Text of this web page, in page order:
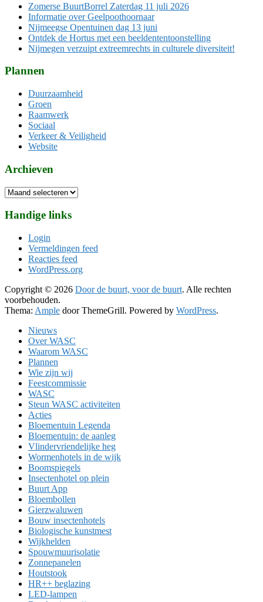
Zomerse BuurtBorrel Zaterdag 11 juli 2026
Informatie over Geelpoothoornaar
Nijmeegse Opentuinen dag 13 juni
Ontdek de Hortus met een beeldententoonstelling
Nijmegen verzuipt extreemrechts in culturele diversiteit!
Plannen
Duurzaamheid
Groen
Raamwerk
Sociaal
Verkeer & Veiligheid
Website
Archieven
Archieven
Handige links
Login
Vermeldingen feed
Reacties feed
WordPress.org
Copyright © 2026 Door de buurt, voor de buurt. Alle rechten
voorbehouden.
Thema: Ample door ThemeGrill. Powered by WordPress.
Nieuws
Over WASC
Waarom WASC
Plannen
Wie zijn wij
Feestcommissie
WASC
Steun WASC activiteiten
Acties
Bloementuin Legenda
Bloementuin: de aanleg
Vlindervriendelijke heg
Wormenhotels in de wijk
Boomspiegels
Insectenhotel op plein
Buurt App
Bloembollen
Gierzwaluwen
Bouw insectenhotels
Biologische kunstmest
Wijkhelden
Spouwmuurisolatie
Zonnepanelen
Houtstook
HR++ beglazing
LED-lampen